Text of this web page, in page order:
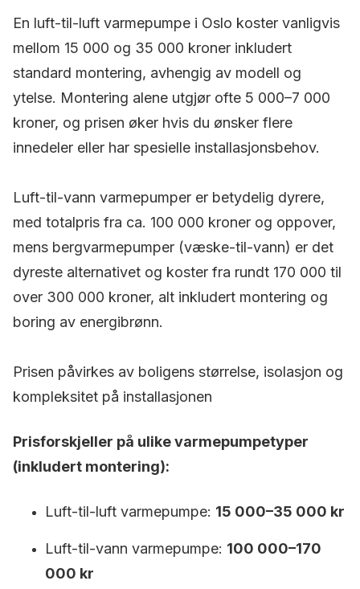
En luft-til-luft varmepumpe i Oslo koster vanligvis
mellom 15 000 og 35 000 kroner inkludert
standard montering, avhengig av modell og
ytelse. Montering alene utgjør ofte 5 000–7 000
kroner, og prisen øker hvis du ønsker flere
innedeler eller har spesielle installasjonsbehov.
Luft-til-vann varmepumper er betydelig dyrere,
med totalpris fra ca. 100 000 kroner og oppover,
mens bergvarmepumper (væske-til-vann) er det
dyreste alternativet og koster fra rundt 170 000 til
over 300 000 kroner, alt inkludert montering og
boring av energibrønn.
Prisen påvirkes av boligens størrelse, isolasjon og
kompleksitet på installasjonen
Prisforskjeller på ulike varmepumpetyper
(inkludert montering):
Luft-til-luft varmepumpe: 15 000–35 000 kr
Luft-til-vann varmepumpe: 100 000–170
000 kr